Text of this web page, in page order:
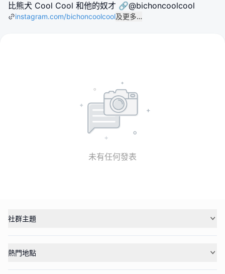
比熊犬 Cool Cool 和他的奴才 🔗@bichoncoolcool
instagram.com/bichoncoolcool及更多…
未有任何發表
社群主題
熱門地點